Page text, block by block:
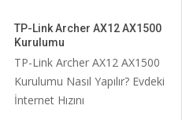
TP-Link Archer AX12 AX1500
Kurulumu
TP-Link Archer AX12 AX1500
Kurulumu Nasıl Yapılır? Evdeki
İnternet Hızını